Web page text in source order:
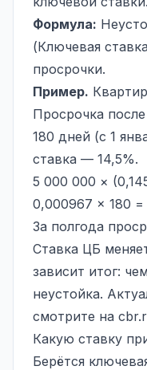
Формула:
(Ключевая
просрочки.
Пример.
Просрочка
180 дней (с 1
ставка — 14,5%.
5 000 000 ×
0,000967 × 180 =
За полгода
Ставка ЦБ
зависит итог:
неустойка.
смотрите на
Какую ставку
Берётся